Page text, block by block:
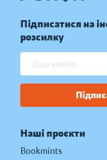
Підписатися на
розсилку
Наші проєкти
Bookmints